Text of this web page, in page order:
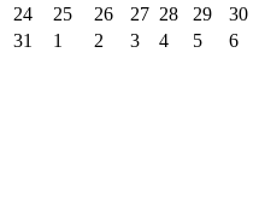
24
25 26 27 28 29
30
31
1 2 3 4 5 6